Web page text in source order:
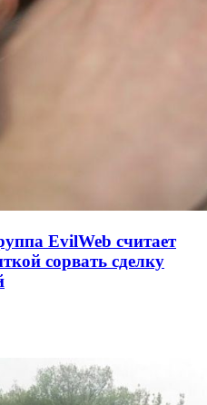
EvilWeb считает
сорвать сделку